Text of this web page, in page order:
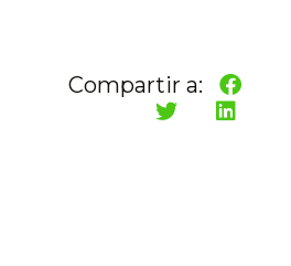
Compartir a: